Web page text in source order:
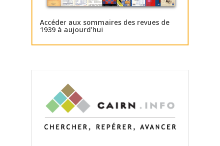
Accéder aux sommaires des revues de
1939 à aujourd’hui